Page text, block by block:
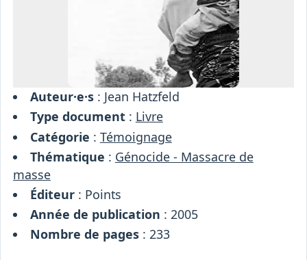
Auteur·e·s: Jean Hatzfeld
Type document: Livre
Catégorie : Témoignage
Thématique : Génocide - Massacre de
masse
Éditeur: Points
Année de publication : 2005
Nombre de pages: 233